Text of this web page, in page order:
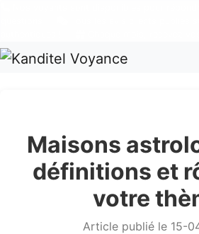
Maisons
définitions et
votre
Article publié le 15-